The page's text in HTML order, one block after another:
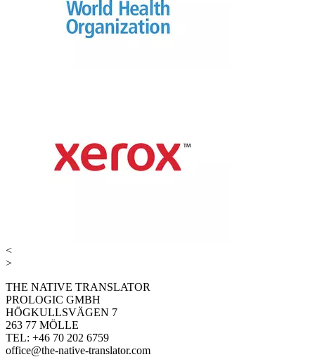
<
>
THE NATIVE TRANSLATOR
PROLOGIC GMBH
HÖGKULLSVÄGEN 7
263 77 MÖLLE
TEL: +46 70 202 6759
office@the-native-translator.com